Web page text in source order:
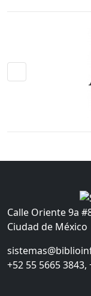
Calle Oriente 9a
Ciudad de México
+52 55 5665 3843,